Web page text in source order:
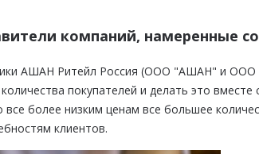
компаний, намеренные
АШАН Ритейл Россия (ООО "АШАН" и ООО
покупателей и делать это
более низким ценам все большее
клиентов.